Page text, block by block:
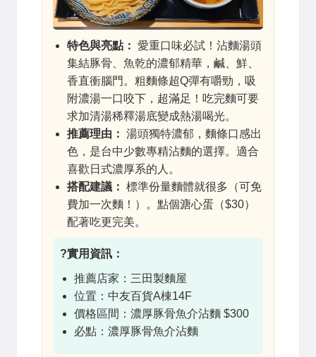
特色與亮點： 愛重口味必試！沾麵湯頭
集結豚骨、魚乾的濃郁精華，鹹、鮮、
香直衝腦門。粗麵條超Q彈有嚼勁，吸
附濃湯一口咬下，超滿足！吃完麵可要
求加清湯稀釋湯底變成熱湯喝光。
推薦理由： 湯頭獨特濃郁，麵條口感出
色，是台中少數專精沾麵的選擇。適合
喜歡日式濃厚系的人。
搭配建議： 標準份量麵體就很多（可免
費加一次麵！）。點個溏心蛋（$30）
配著吃更完美。
?實用資訊：
推薦店家：三田製麵屋
位置：中友百貨A棟14F
價格區間：濃厚豚骨魚介沾麵 $300
必點：濃厚豚骨魚介沾麵